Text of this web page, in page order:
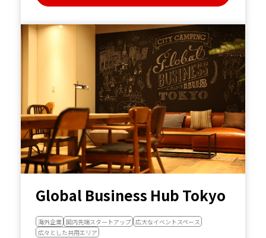
Global Business Hub Tokyo
海外企業 国内先端スタートアップ 広大なイベントスペース
広々とした共用エリア